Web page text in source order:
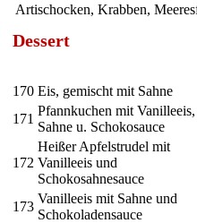
Artischocken, Krabben,
Dessert
170 Eis, gemischt mit Sahne
171
Pfannkuchen mit Vanilleeis,
Sahne u. Schokosauce
172
Heißer Apfelstrudel mit
Vanilleeis und
Schokosahnesauce
173
Vanilleeis mit Sahne und
Schokoladensauce